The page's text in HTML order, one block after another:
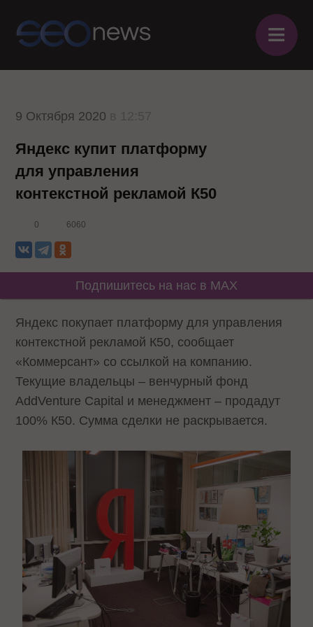
≡
9 Октября 2020
Яндекс купит платформу
для управления
контекстной рекламой К50
0 6060
Подпишитесь на нас в MAX
Яндекс покупает платформу для управления
контекстной рекламой К50, сообщает
«Коммерсант» со ссылкой на компанию.
Текущие владельцы – венчурный фонд
AddVenture Capital и менеджмент – продадут
100% К50. Сумма сделки не раскрывается.